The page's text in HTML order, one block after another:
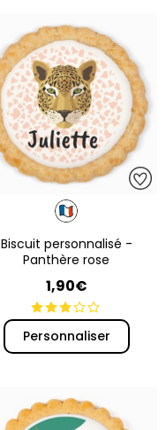
Biscuit personnalisé -
Panthère rose
1,90€
Personnaliser